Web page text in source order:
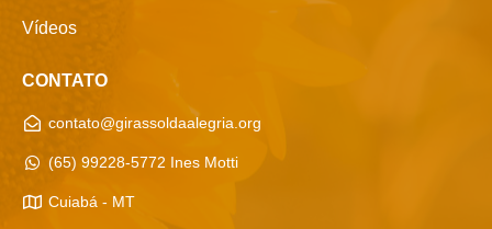
Vídeos
CONTATO
contato@girassoldaalegria.org
(65) 99228-5772 Ines Motti
Cuiabá - MT